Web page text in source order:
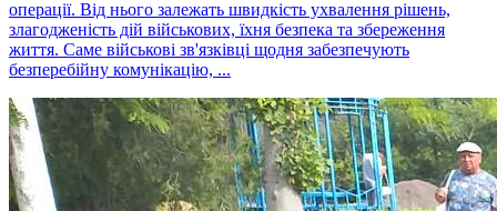
операції. Від нього залежать швидкість ухвалення рішень,
злагодженість дій військових, їхня безпека та збереження
життя. Саме військові зв'язківці щодня забезпечують
безперебійну комунікацію, ...